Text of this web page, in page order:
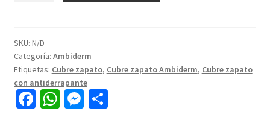
SKU: N/D
Categoría: Ambiderm
Etiquetas: Cubre zapato, Cubre zapato Ambiderm, Cubre zapato
con antiderrapante
Fa W M C